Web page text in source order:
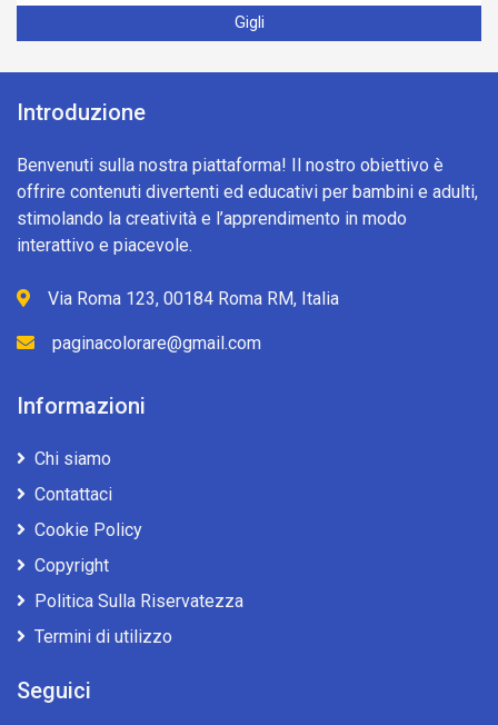
Gigli
Introduzione
Benvenuti sulla nostra piattaforma! Il nostro obiettivo è
offrire contenuti divertenti ed educativi per bambini e adulti,
stimolando la creatività e l’apprendimento in modo
interattivo e piacevole.
Via Roma 123, 00184 Roma RM, Italia
paginacolorare@gmail.com
Informazioni
Chi siamo
Contattaci
Cookie Policy
Copyright
Politica Sulla Riservatezza
Termini di utilizzo
Seguici